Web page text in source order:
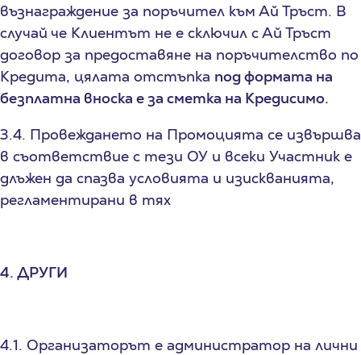
възнаграждение за поръчител към Ай Тръст. В
случай че Клиентът не е сключил с Ай Тръст
договор за предоставяне на поръчителство по
Кредита, цялата отстъпка под формата на
безплатна вноска е за сметка на Кредисимо.
3.4. Провеждането на Промоцията се извършва
в съответствие с тези ОУ и всеки Участник е
длъжен да спазва условията и изискванията,
регламентирани в тях
4. ДРУГИ
4.1. Организаторът е администратор на лични